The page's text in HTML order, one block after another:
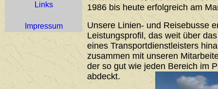
Links
Impressum
1986 bis heute erfolgreich am
Unsere Linien- und Reisebusse
Leistungsprofil, das weit über
eines Transportdienstleisters
zusammen mit unseren
der so gut wie jeden Bereich im
abdeckt.